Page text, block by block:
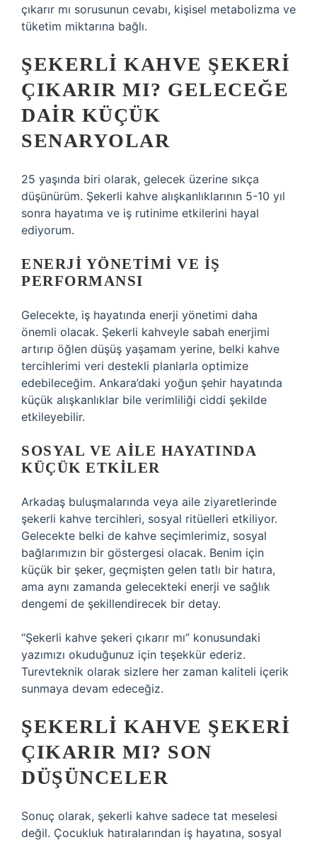
çıkarır mı sorusunun cevabı, kişisel metabolizma ve
tüketim miktarına bağlı.
ŞEKERLI KAHVE ŞEKERI
ÇIKARIR MI? GELECEĞE
DAIR KÜÇÜK
SENARYOLAR
25 yaşında biri olarak, gelecek üzerine sıkça
düşünürüm. Şekerli kahve alışkanlıklarının 5-10 yıl
sonra hayatıma ve iş rutinime etkilerini hayal
ediyorum.
ENERJI YÖNETIMI VE IŞ
PERFORMANSI
Gelecekte, iş hayatında enerji yönetimi daha
önemli olacak. Şekerli kahveyle sabah enerjimi
artırıp öğlen düşüş yaşamam yerine, belki kahve
tercihlerimi veri destekli planlarla optimize
edebileceğim. Ankara’daki yoğun şehir hayatında
küçük alışkanlıklar bile verimliliği ciddi şekilde
etkileyebilir.
SOSYAL VE AILE HAYATINDA
KÜÇÜK ETKILER
Arkadaş buluşmalarında veya aile ziyaretlerinde
şekerli kahve tercihleri, sosyal ritüelleri etkiliyor.
Gelecekte belki de kahve seçimlerimiz, sosyal
bağlarımızın bir göstergesi olacak. Benim için
küçük bir şeker, geçmişten gelen tatlı bir hatıra,
ama aynı zamanda gelecekteki enerji ve sağlık
dengemi de şekillendirecek bir detay.
“Şekerli kahve şekeri çıkarır mı” konusundaki
yazımızı okuduğunuz için teşekkür ederiz.
Turevteknik olarak sizlere her zaman kaliteli içerik
sunmaya devam edeceğiz.
ŞEKERLI KAHVE ŞEKERI
ÇIKARIR MI? SON
DÜŞÜNCELER
Sonuç olarak, şekerli kahve sadece tat meselesi
değil. Çocukluk hatıralarından iş hayatına, sosyal